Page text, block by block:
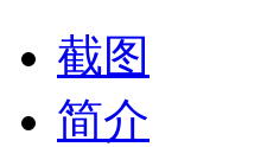
截图
简介